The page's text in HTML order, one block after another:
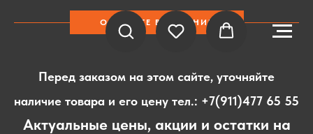
ОБРАТИТЕ ВНИМАНИЕ
Перед заказом на этом сайте, уточняйте
наличие товара и его цену тел.: +7(911)477 65 55
Актуальные цены, акции и остатки на